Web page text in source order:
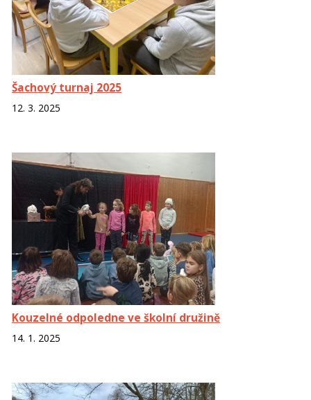
Šachový turnaj 2025
12. 3. 2025
Kouzelné odpoledne ve školní družině
14. 1. 2025